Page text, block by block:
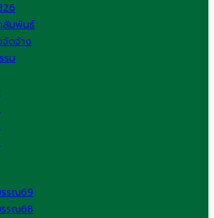
สัมพันธ์
ดจ้าง
รม
รรณ69
รรณ68